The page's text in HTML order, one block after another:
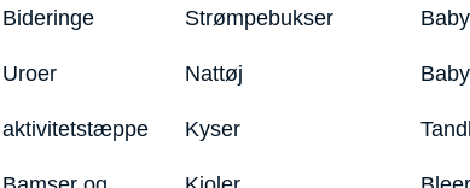
Bideringe
Uroer
aktivitetstæppe
Strømpebukser
Nattøj
Kyser